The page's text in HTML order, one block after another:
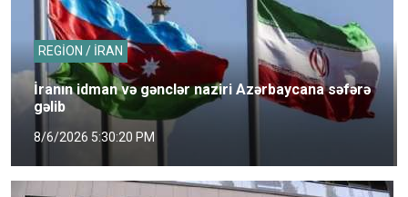
REGİON / İRAN
İranın idman və gənclər naziri Azərbaycana səfərə
gəlib
8/6/2026 5:30:20 PM